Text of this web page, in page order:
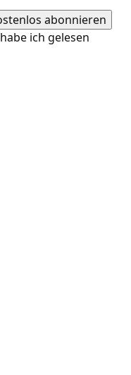
habe ich gelesen